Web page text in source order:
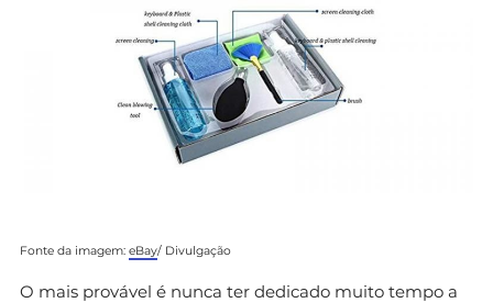
Fonte da imagem: eBay/ Divulgação
O mais provável é nunca ter dedicado muito tempo a